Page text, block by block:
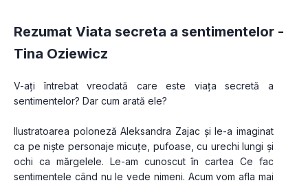
Rezumat Viata secreta a sentimentelor -
Tina Oziewicz
V-ați întrebat vreodată care este viața secretă a
sentimentelor? Dar cum arată ele?
Ilustratoarea poloneză Aleksandra Zajac și le-a imaginat
ca pe niște personaje micuțe, pufoase, cu urechi lungi și
ochi ca mărgelele. Le-am cunoscut în cartea Ce fac
sentimentele când nu le vede nimeni. Acum vom afla mai